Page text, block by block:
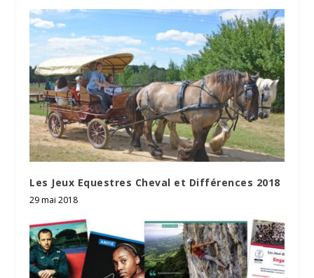
Les Jeux Equestres Cheval et Différences 2018
29 mai 2018